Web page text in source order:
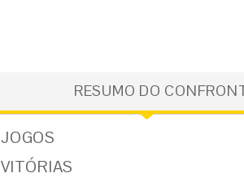
RESUMO DO
JOGOS
VITÓRIAS